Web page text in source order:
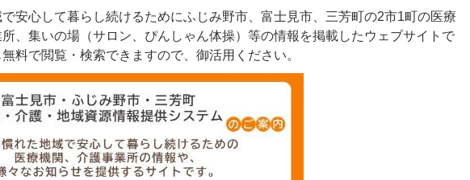
安心して暮らし続けるためにふじみ野市、富士見市、三芳町の2市1町の医療
、集いの場（サロン、ぴんしゃん体操）等の情報を掲載したウェブサイトで
料で閲覧・検索できますので、御活用ください。